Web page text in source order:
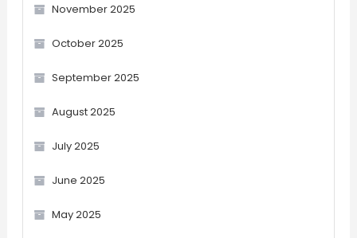
November 2025
October 2025
September 2025
August 2025
July 2025
June 2025
May 2025